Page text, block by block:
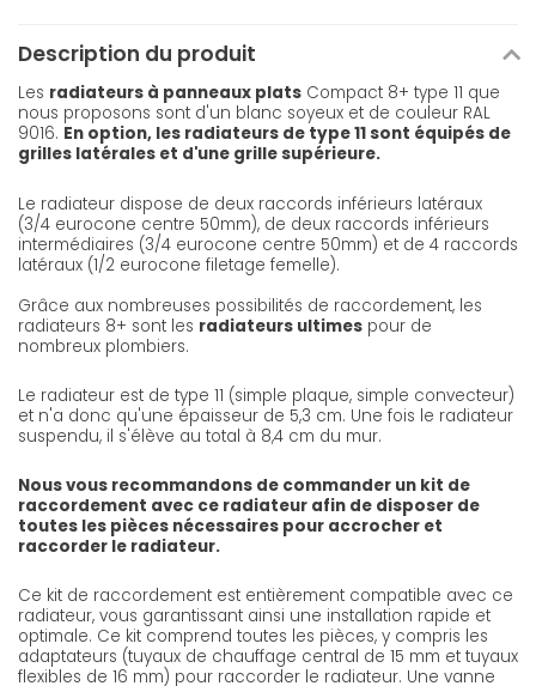
Description du produit
Les radiateurs à panneaux plats Compact 8+ type 11 que
nous proposons sont d'un blanc soyeux et de couleur RAL
9016. En option, les radiateurs de type 11 sont équipés de
grilles latérales et d'une grille supérieure.
Le radiateur dispose de deux raccords inférieurs latéraux
(3/4 eurocone centre 50mm), de deux raccords inférieurs
intermédiaires (3/4 eurocone centre 50mm) et de 4 raccords
latéraux (1/2 eurocone filetage femelle).
Grâce aux nombreuses possibilités de raccordement, les
radiateurs 8+ sont les radiateurs ultimes pour de
nombreux plombiers.
Le radiateur est de type 11 (simple plaque, simple convecteur)
et n'a donc qu'une épaisseur de 5,3 cm. Une fois le radiateur
suspendu, il s'élève au total à 8,4 cm du mur.
Nous vous recommandons de commander un kit de
raccordement avec ce radiateur afin de disposer de
toutes les pièces nécessaires pour accrocher et
raccorder le radiateur.
Ce kit de raccordement est entièrement compatible avec ce
radiateur, vous garantissant ainsi une installation rapide et
optimale. Ce kit comprend toutes les pièces, y compris les
adaptateurs (tuyaux de chauffage central de 15 mm et tuyaux
flexibles de 16 mm) pour raccorder le radiateur. Une vanne